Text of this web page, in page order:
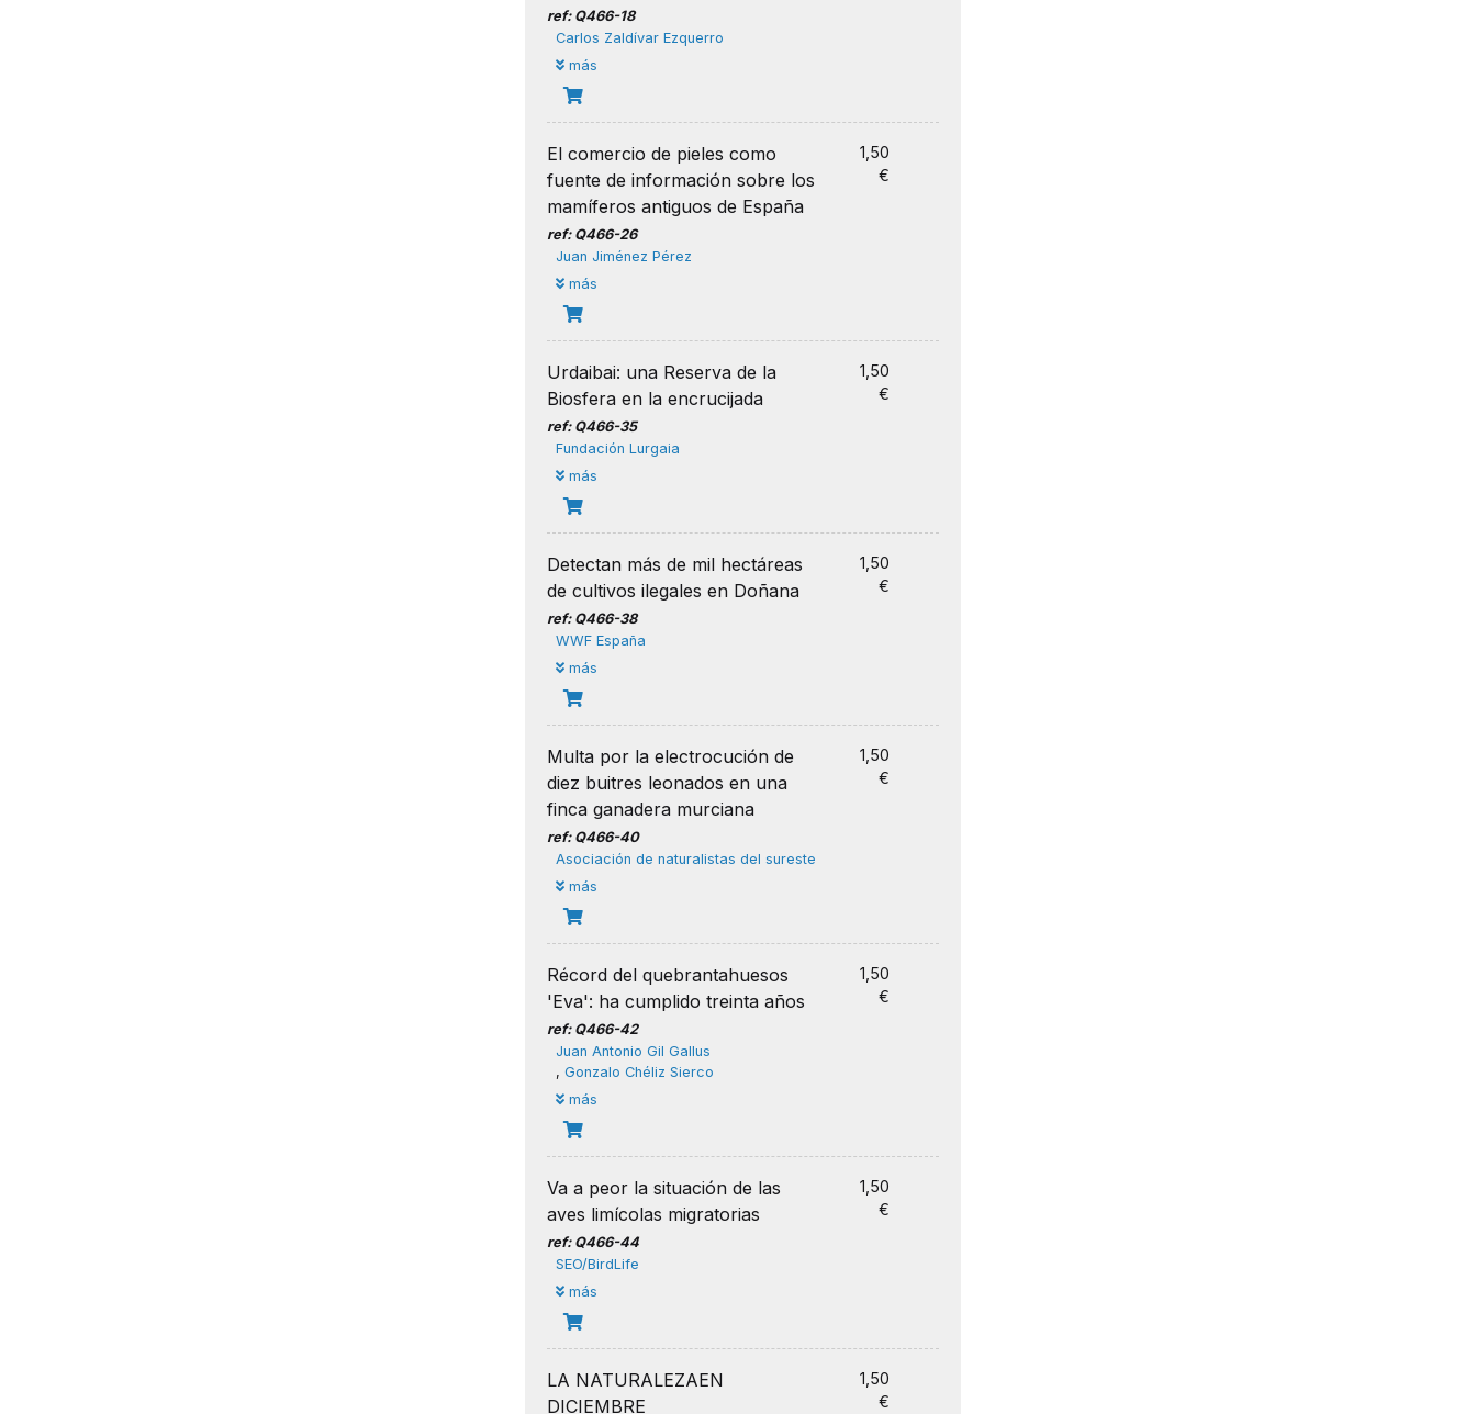
ref: Q466-18
Carlos Zaldívar Ezquerro
más
El comercio de pieles como
fuente de información sobre los
mamíferos antiguos de España
ref: Q466-26
Juan Jiménez Pérez
más
1,50
€
Urdaibai: una Reserva de la
Biosfera en la encrucijada
ref: Q466-35
Fundación Lurgaia
más
1,50
€
Detectan más de mil hectáreas
de cultivos ilegales en Doñana
ref: Q466-38
WWF España
más
1,50
€
Multa por la electrocución de
diez buitres leonados en una
finca ganadera murciana
ref: Q466-40
Asociación de naturalistas del sureste
más
1,50
€
Récord del quebrantahuesos
'Eva': ha cumplido treinta años
ref: Q466-42
Juan Antonio Gil Gallus
,Gonzalo Chéliz Sierco
más
1,50
€
Va a peor la situación de las
aves limícolas migratorias
ref: Q466-44
SEO/BirdLife
más
1,50
€
LA NATURALEZAEN
DICIEMBRE
1,50
€